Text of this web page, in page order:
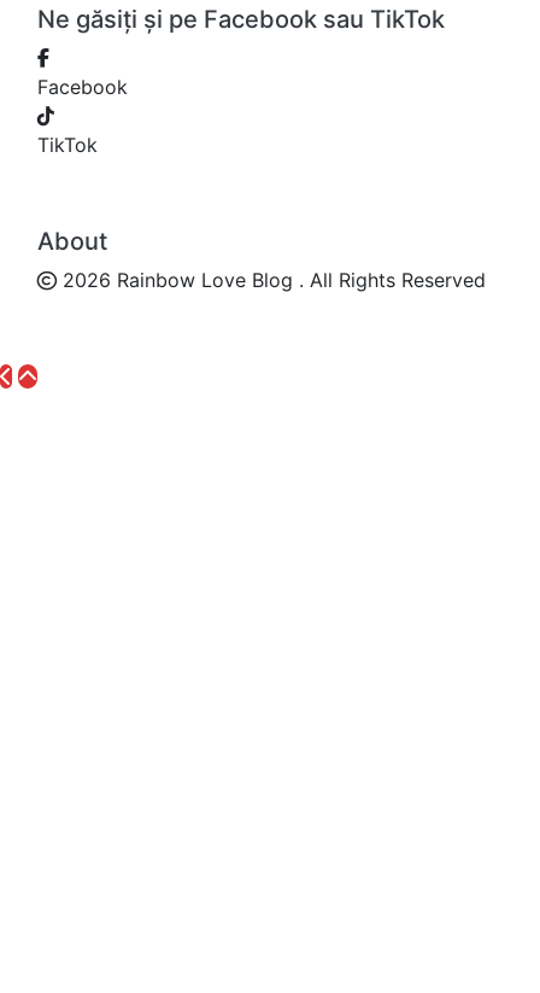
Ne găsiți și pe Facebook sau TikTok
Facebook
TikTok
About
2026 Rainbow Love Blog . All Rights Reserved